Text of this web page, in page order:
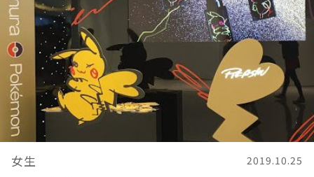
女生 2019.10.25